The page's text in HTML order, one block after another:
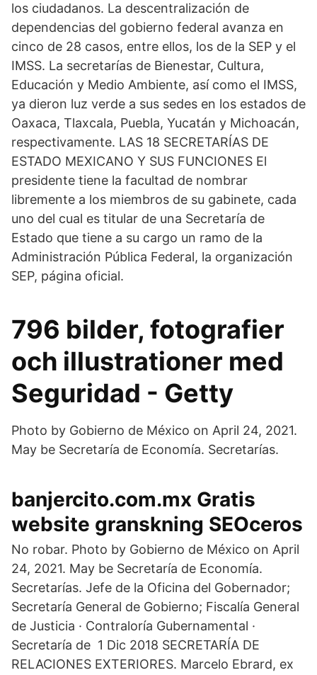
los ciudadanos. La descentralización de
dependencias del gobierno federal avanza en
cinco de 28 casos, entre ellos, los de la SEP y el
IMSS. La secretarías de Bienestar, Cultura,
Educación y Medio Ambiente, así como el IMSS,
ya dieron luz verde a sus sedes en los estados de
Oaxaca, Tlaxcala, Puebla, Yucatán y Michoacán,
respectivamente. LAS 18 SECRETARÍAS DE
ESTADO MEXICANO Y SUS FUNCIONES El
presidente tiene la facultad de nombrar
libremente a los miembros de su gabinete, cada
uno del cual es titular de una Secretaría de
Estado que tiene a su cargo un ramo de la
Administración Pública Federal, la organización
SEP, página oficial.
796 bilder, fotografier
och illustrationer med
Seguridad - Getty
Photo by Gobierno de México on April 24, 2021.
May be Secretaría de Economía. Secretarías.
banjercito.com.mx Gratis
website granskning SEOceros
No robar. Photo by Gobierno de México on April
24, 2021. May be Secretaría de Economía.
Secretarías. Jefe de la Oficina del Gobernador;
Secretaría General de Gobierno; Fiscalía General
de Justicia · Contraloría Gubernamental ·
Secretaría de 1 Dic 2018 SECRETARÍA DE
RELACIONES EXTERIORES. Marcelo Ebrard, ex